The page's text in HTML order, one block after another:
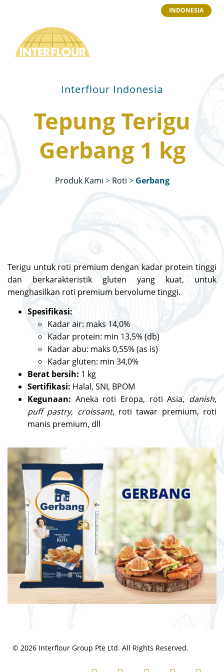
INDONESIA
Interflour Indonesia
Tepung Terigu
Gerbang 1 kg
Produk Kami > Roti > Gerbang
Terigu untuk roti premium dengan kadar protein tinggi
dan berkarakteristik gluten yang kuat, untuk
menghasilkan roti premium bervolume tinggi.
Spesifikasi:
Kadar air: maks 14,0%
Kadar protein: min 13,5% (db)
Kadar abu: maks 0,55% (as is)
Kadar gluten: min 34,0%
Berat bersih: 1 kg
Sertifikasi: Halal, SNI, BPOM
Kegunaan: Aneka roti Eropa, roti Asia, danish,
puff pastry, croissant, roti tawar premium, roti
manis premium, dll
© 2026 Interflour Group Pte Ltd. All Rights Reserved.